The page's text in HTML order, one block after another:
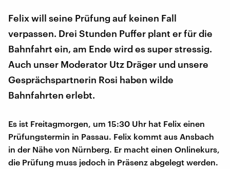
Felix will seine Prüfung auf keinen Fall
verpassen. Drei Stunden Puffer plant er für die
Bahnfahrt ein, am Ende wird es super stressig.
Auch unser Moderator Utz Dräger und unsere
Gesprächspartnerin Rosi haben wilde
Bahnfahrten erlebt.
Es ist Freitagmorgen, um 15:30 Uhr hat Felix einen
Prüfungstermin in Passau. Felix kommt aus Ansbach
in der Nähe von Nürnberg. Er macht einen Onlinekurs,
die Prüfung muss jedoch in Präsenz abgelegt werden.